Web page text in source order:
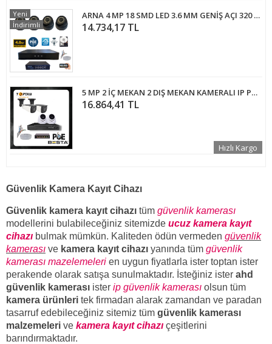
ARNA 4 MP 18 SMD LED 3.6 MM GENİŞ AÇI 320 GB HDD DAHİL İÇ MEKAN GÜVENLİK KAMERA SETİ - ST443201914
14.734,17 TL
Yeni
İndirimli
5 MP 2 İÇ MEKAN 2 DIŞ MEKAN KAMERALI IP POE GÜVENLİK SETİ KD-1749
16.864,41 TL
Hızlı Kargo
Güvenlik Kamera Kayıt Cihazı
Güvenlik kamera kayıt cihazı tüm güvenlik kamerası
modellerini bulabileceğiniz sitemizde ucuz kamera kayıt
cihazı bulmak mümkün. Kaliteden ödün vermeden güvenlik
kamerası ve kamera kayıt cihazı yanında tüm güvenlik
kamerası mazelemeleri en uygun fiyatlarla ister toptan ister
perakende olarak satışa sunulmaktadır. İsteğiniz ister ahd
güvenlik kamerası ister ip güvenlik kamerası olsun tüm
kamera ürünleri tek firmadan alarak zamandan ve paradan
tasarruf edebileceğiniz sitemiz tüm güvenlik kamerası
malzemeleri ve kamera kayıt cihazı çeşitlerini
barındırmaktadır.